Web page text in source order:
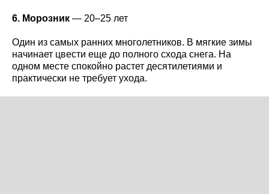
6. Морозник — 20–25 лет
Один из самых ранних многолетников. В мягкие зимы
начинает цвести еще до полного схода снега. На
одном месте спокойно растет десятилетиями и
практически не требует ухода.